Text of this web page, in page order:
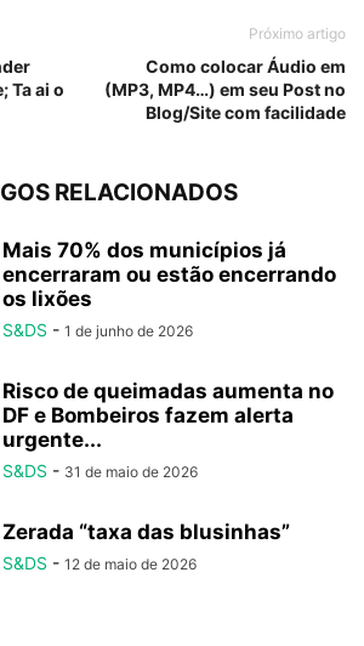
Ta ai o
Próximo artigo
Como colocar Áudio em
(MP3, MP4…) em seu Post no
Blog/Site com facilidade
RELACIONADOS
Mais 70% dos municípios já
encerraram ou estão encerrando
os lixões
S&DS - 1 de junho de 2026
Risco de queimadas aumenta no
DF e Bombeiros fazem alerta
urgente...
S&DS - 31 de maio de 2026
Zerada “taxa das blusinhas”
S&DS - 12 de maio de 2026